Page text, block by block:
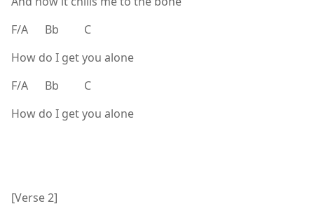
F/A Bb C
How do I get you alone
F/A Bb C
How do I get you alone
[Verse 2]